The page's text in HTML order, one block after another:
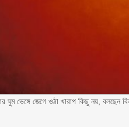
ঘুম ভেঙ্গে জেগে ওঠা খারাপ কিছু নয়, বলছেন